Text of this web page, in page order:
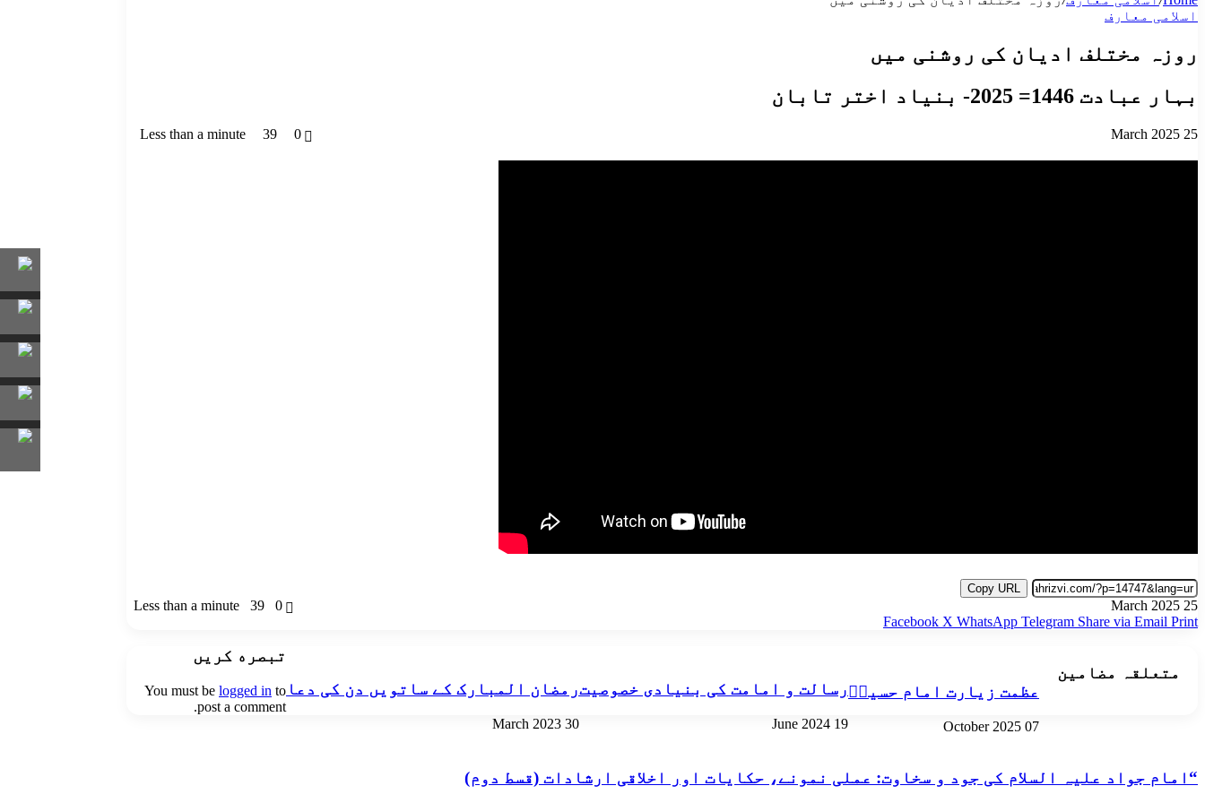
اسلامی معارف
روزہ مختلف ادیان کی روشنی میں
بہار عبادت 1446= 2025- بنیاد اختر تابان
25 March 2025
0
39
Less than a minute
Copy URL
25 March 2025
0
39
Less than a minute
Facebook X WhatsApp Telegram Share via Email Print
متعلقہ مضامین
عظمت زیارت امام حسینؑ
07 October 2025
رسالت و امامت کی بنیادی خصوصیت
19 June 2024
رمضان المبارک کے ساتویں دن کی دعا
30 March 2023
“امام جواد علیہ السلام کی جود و سخاوت: عملی نمونے، حکایات اور اخلاقی ارشادات (قسط دوم)
تبصره کریں
You must be logged in to
post a comment.